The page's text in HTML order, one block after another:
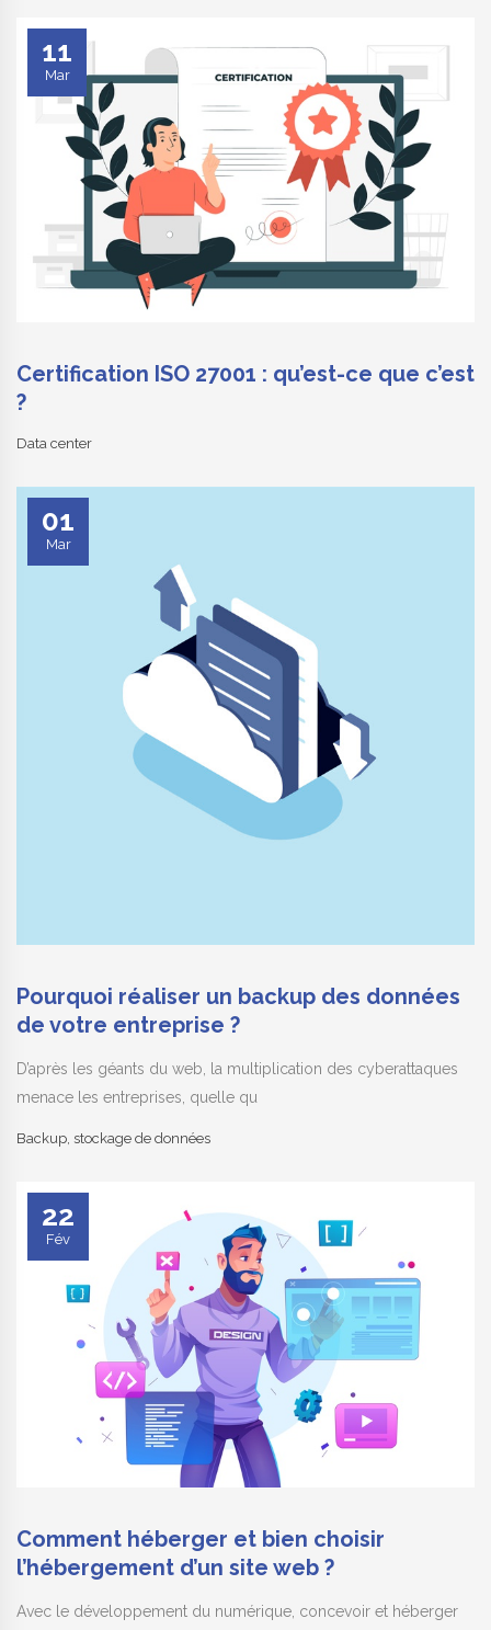
11
Mar
Certification ISO 27001 : qu’est-ce que c’est
?
Data center
01
Mar
Pourquoi réaliser un backup des données
de votre entreprise ?
D’après les géants du web, la multiplication des cyberattaques
menace les entreprises, quelle qu
Backup, stockage de données
22
Fév
Comment héberger et bien choisir
l’hébergement d’un site web ?
Avec le développement du numérique, concevoir et héberger